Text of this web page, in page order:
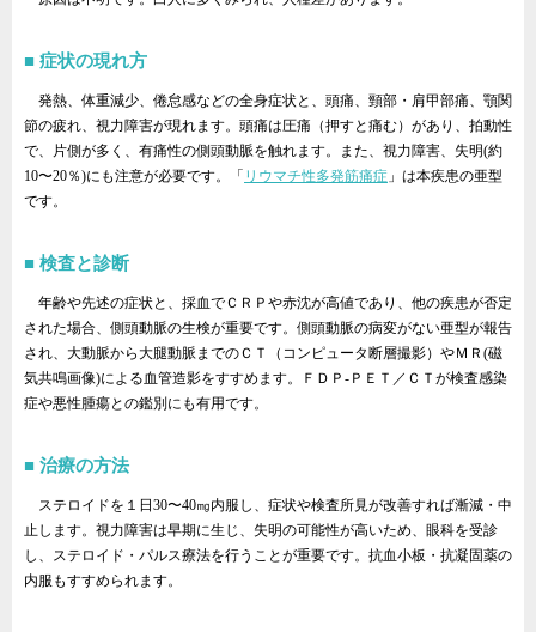
症状の現れ方
発熱、体重減少、倦怠感などの全身症状と、頭痛、頸部・肩甲部痛、顎関
節の疲れ、視力障害が現れます。頭痛は圧痛（押すと痛む）があり、拍動性
で、片側が多く、有痛性の側頭動脈を触れます。また、視力障害、失明(約
10〜20％)にも注意が必要です。「 リウマチ性多発筋痛症 」は本疾患の亜型
です。
検査と診断
年齢や先述の症状と、採血でＣＲＰや赤沈が高値であり、他の疾患が否定
された場合、側頭動脈の生検が重要です。側頭動脈の病変がない亜型が報告
され、大動脈から大腿動脈までのＣＴ（コンピュータ断層撮影）やＭＲ(磁
気共鳴画像)による血管造影をすすめます。ＦＤＰ‐ＰＥＴ／ＣＴが検査感染
症や悪性腫瘍との鑑別にも有用です。
治療の方法
ステロイドを１日30〜40㎎内服し、症状や検査所見が改善すれば漸減・中
止します。視力障害は早期に生じ、失明の可能性が高いため、眼科を受診
し、ステロイド・パルス療法を行うことが重要です。抗血小板・抗凝固薬の
内服もすすめられます。